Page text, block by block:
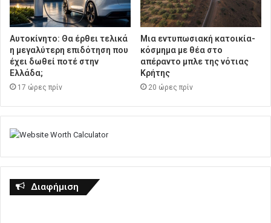
Αυτοκίνητο: Θα έρθει τελικά
η μεγαλύτερη επιδότηση που
έχει δωθεί ποτέ στην
Ελλάδα;
17 ώρες πρίν
Μια εντυπωσιακή κατοικία-
κόσμημα με θέα στο
απέραντο μπλε της νότιας
Κρήτης
20 ώρες πρίν
Διαφήμιση